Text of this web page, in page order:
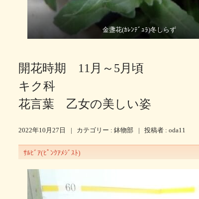
金盞花(ｶﾚﾝﾃﾞｭﾗ)冬しらず
開花時期 11月～5月頃
キク科
花言葉 乙女の美しい姿
2022年10月27日 | カテゴリー : 鉢物部 | 投稿者 : oda11
ｻﾙﾋﾞｱ(ﾋﾟﾝｸｱﾒｼﾞｽﾄ)